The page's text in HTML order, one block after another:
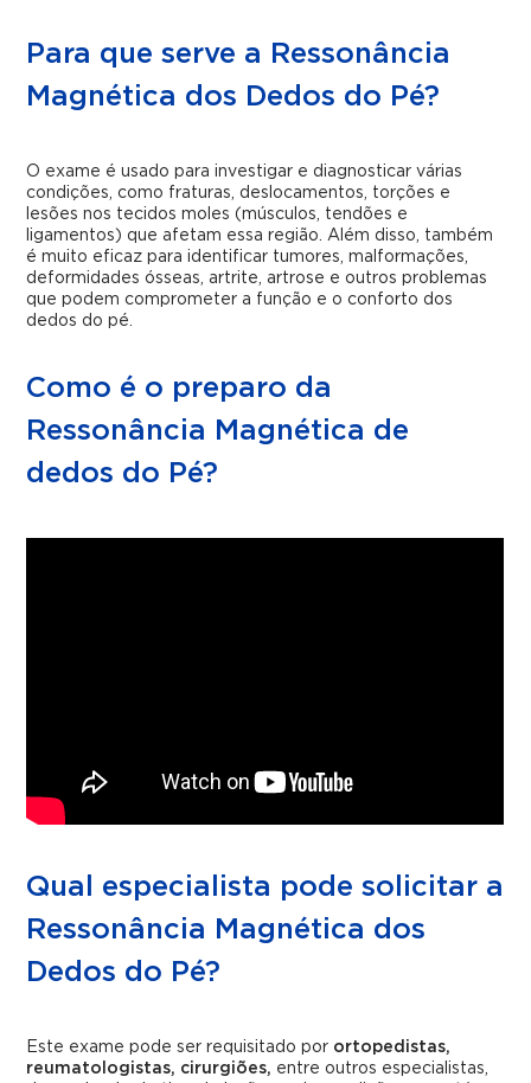
Para que serve a Ressonância
Magnética dos Dedos do Pé?
O exame é usado para investigar e diagnosticar várias
condições, como fraturas, deslocamentos, torções e
lesões nos tecidos moles (músculos, tendões e
ligamentos) que afetam essa região. Além disso, também
é muito eficaz para identificar tumores, malformações,
deformidades ósseas, artrite, artrose e outros problemas
que podem comprometer a função e o conforto dos
dedos do pé.
Como é o preparo da
Ressonância Magnética de
dedos do Pé?
Qual especialista pode solicitar a
Ressonância Magnética dos
Dedos do Pé?
Este exame pode ser requisitado por ortopedistas,
reumatologistas, cirurgiões, entre outros especialistas,